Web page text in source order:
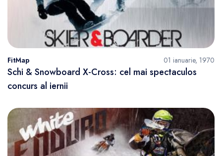
FitMap 01 ianuarie, 1970
Schi & Snowboard X-Cross: cel mai spectaculos
concurs al iernii